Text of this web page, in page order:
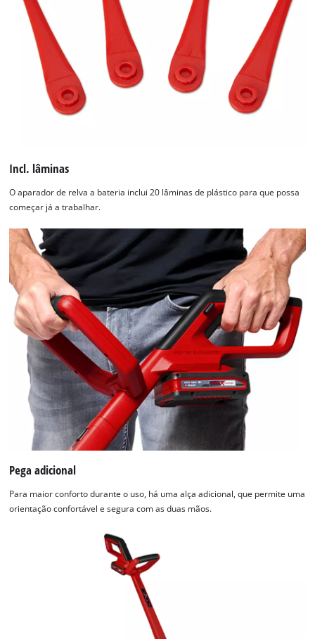
Incl. lâminas
O aparador de relva a bateria inclui 20 lâminas de plástico para que possa
começar já a trabalhar.
Pega adicional
Para maior conforto durante o uso, há uma alça adicional, que permite uma
orientação confortável e segura com as duas mãos.